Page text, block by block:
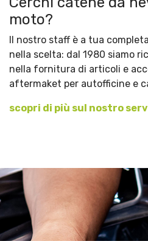
moto?
Il nostro staff è a tua
nella scelta: dal 1980 siamo
nella fornitura di articoli e
aftermaket per autofficine e
scopri di più sul nostro